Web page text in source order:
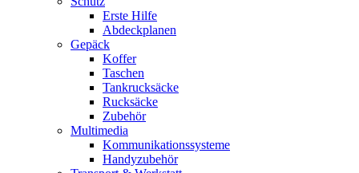
Erste Hilfe
Abdeckplanen
Gepäck
Koffer
Taschen
Tankrucksäcke
Rucksäcke
Zubehör
Multimedia
Kommunikationssysteme
Handyzubehör